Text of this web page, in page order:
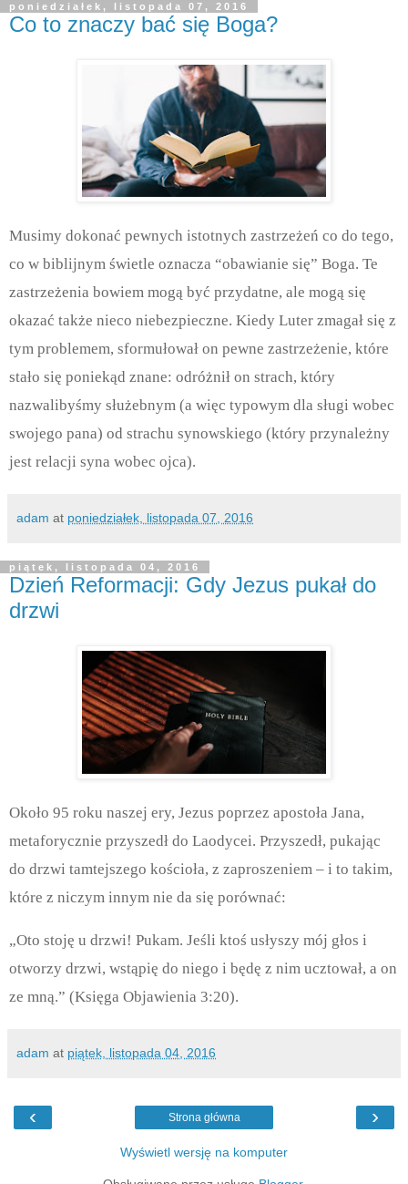
poniedziałek, listopada 07, 2016
Co to znaczy bać się Boga?
Musimy dokonać pewnych istotnych zastrzeżeń co do tego,
co w biblijnym świetle oznacza “obawianie się” Boga. Te
zastrzeżenia bowiem mogą być przydatne, ale mogą się
okazać także nieco niebezpieczne. Kiedy Luter zmagał się z
tym problemem, sformułował on pewne zastrzeżenie, które
stało się poniekąd znane: odróżnił on strach, który
nazwalibyśmy służebnym (a więc typowym dla sługi wobec
swojego pana) od strachu synowskiego (który przynależny
jest relacji syna wobec ojca).
adam at poniedziałek, listopada 07, 2016
piątek, listopada 04, 2016
Dzień Reformacji: Gdy Jezus pukał do
drzwi
Około 95 roku naszej ery, Jezus poprzez apostoła Jana,
metaforycznie przyszedł do Laodycei. Przyszedł, pukając
do drzwi tamtejszego kościoła, z zaproszeniem – i to takim,
które z niczym innym nie da się porównać:
„Oto stoję u drzwi! Pukam. Jeśli ktoś usłyszy mój głos i
otworzy drzwi, wstąpię do niego i będę z nim ucztował, a on
ze mną.” (Księga Objawienia 3:20).
adam at piątek, listopada 04, 2016
‹ ›
Strona główna
Wyświetl wersję na komputer